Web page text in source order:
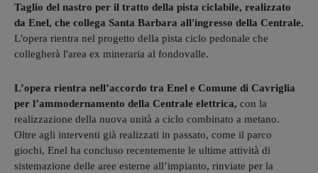
Taglio del nastro per il tratto della pista ciclabile, realizzato
da Enel, che collega Santa Barbara all'ingresso della Centrale.
L'opera rientra nel progetto della pista ciclo pedonale che
collegherà l'area ex mineraria al fondovalle.
L’opera rientra nell’accordo tra Enel e Comune di Cavriglia
per l’ammodernamento della Centrale elettrica, con la
realizzazione della nuova unità a ciclo combinato a metano.
Oltre agli interventi già realizzati in passato, come il parco
giochi, Enel ha concluso recentemente le ultime attività di
sistemazione delle aree esterne all’impianto, rinviate per la